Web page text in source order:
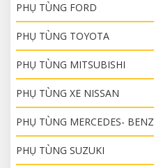
PHỤ TÙNG FORD
PHỤ TÙNG TOYOTA
PHỤ TÙNG MITSUBISHI
PHỤ TÙNG XE NISSAN
PHỤ TÙNG MERCEDES- BENZ
PHỤ TÙNG SUZUKI